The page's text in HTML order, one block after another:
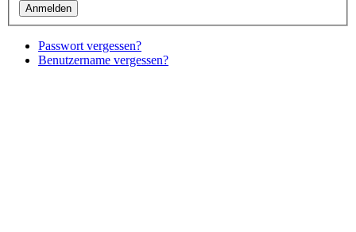
Passwort vergessen?
Benutzername vergessen?